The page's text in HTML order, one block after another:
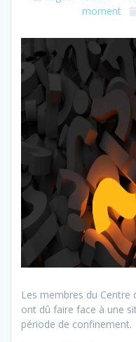
moment
Les membres du
ont dû faire face à une
période de confinement.